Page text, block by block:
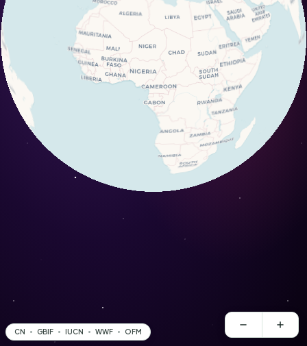
CN GBIF IUCN WWF OFM